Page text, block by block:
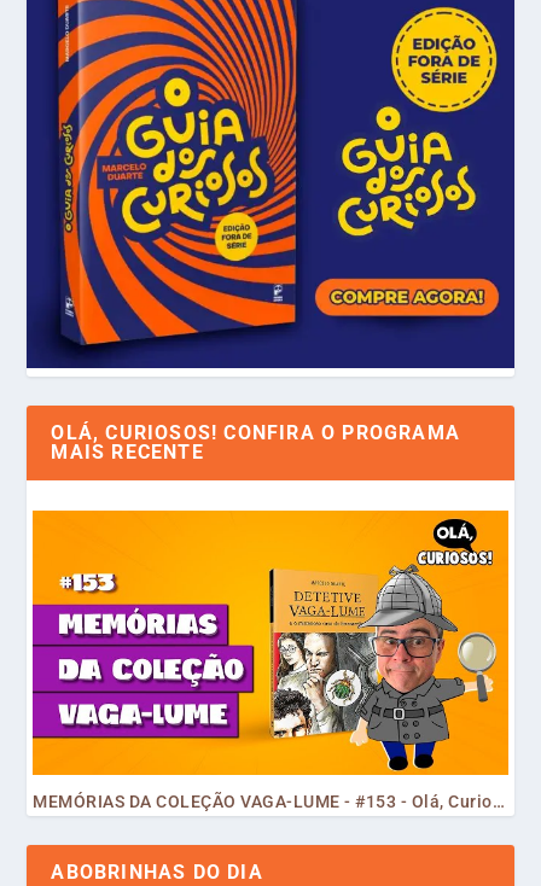
OLÁ, CURIOSOS! CONFIRA O PROGRAMA
MAIS RECENTE
MEMÓRIAS DA COLEÇÃO VAGA-LUME - #153 - Olá, Curiosos! 2023
ABOBRINHAS DO DIA